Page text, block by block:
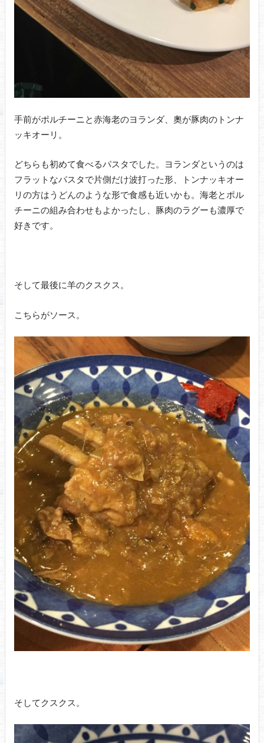
手前がポルチーニと赤海老のヨランダ、奧が豚肉のトンナ
ッキオーリ。
どちらも初めて食べるパスタでした。ヨランダというのは
フラットなパスタで片側だけ波打った形、トンナッキオー
リの方はうどんのような形で食感も近いかも。海老とポル
チーニの組み合わせもよかったし、豚肉のラグーも濃厚で
好きです。
そして最後に羊のクスクス。
こちらがソース。
そしてクスクス。